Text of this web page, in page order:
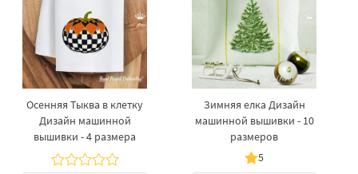
Осенняя Тыква в клетку
Дизайн машинной
вышивки - 4 размера
Зимняя елка Дизайн
машинной вышивки - 10
размеров
5